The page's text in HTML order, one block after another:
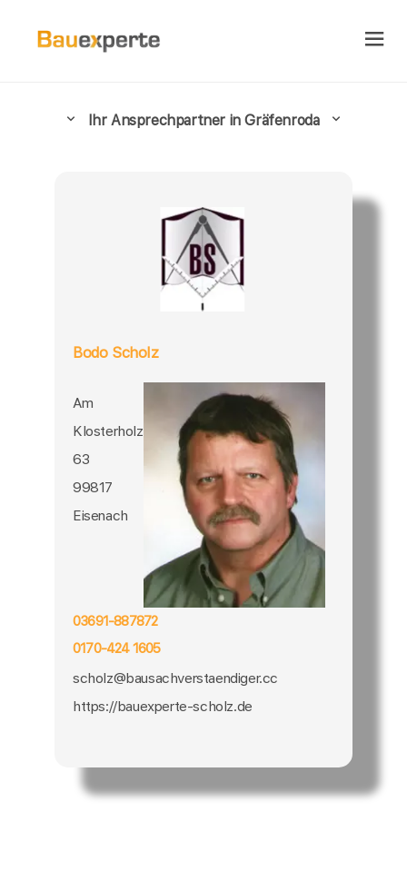
Ihr Ansprechpartner in Gräfenroda
Bodo Scholz
Am
Klosterholz
63
99817
Eisenach
03691-887872
0170-424 1605
scholz@bausachverstaendiger.cc
https://bauexperte-scholz.de